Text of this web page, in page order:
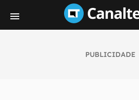
PUBLICIDADE
notícias e reviews sobre